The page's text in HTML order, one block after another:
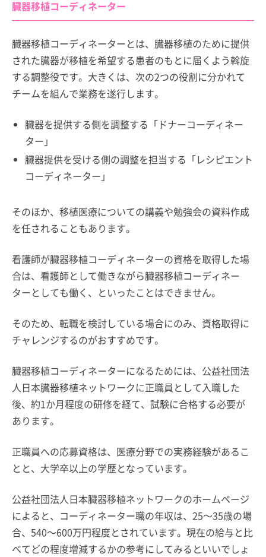
臓器移植コーディネーター
臓器移植コーディネーターとは、臓器移植のために提供
された臓器が移植を希望する患者のもとに届くよう斡旋
する調整役です。大きくは、次の2つの役割に分かれて
チームを組んで業務を遂行します。
臓器を提供する側を調整する「ドナーコーディネー
ター」
臓器提供を受ける側の調整を担当する「レシピエント
コーディネーター」
そのほか、移植医療についての講義や勉強会の資料作成
を任されることもあります。
看護師が臓器移植コーディネーターの資格を取得した場
合は、看護師として働きながら臓器移植コーディネー
ターとしても働く、といったことはできません。
そのため、転職を検討している場合にのみ、資格取得に
チャレンジするのがおすすめです。
臓器移植コーディネーターになるためには、公益社団法
人日本臓器移植ネットワークに正職員として入職した
後、約1か月程度の研修を経て、試験に合格する必要が
あります。
正職員への応募資格は、医療分野での実務経験があるこ
とと、大学卒以上の学歴となっています。
公益社団法人日本臓器移植ネットワークのホームページ
によると、コーディネーター職の年収は、25～35歳の場
合、540～600万円程度とされています。現在の給与と比
べてどの程度増減するかの参考にしてみるといいでしょ